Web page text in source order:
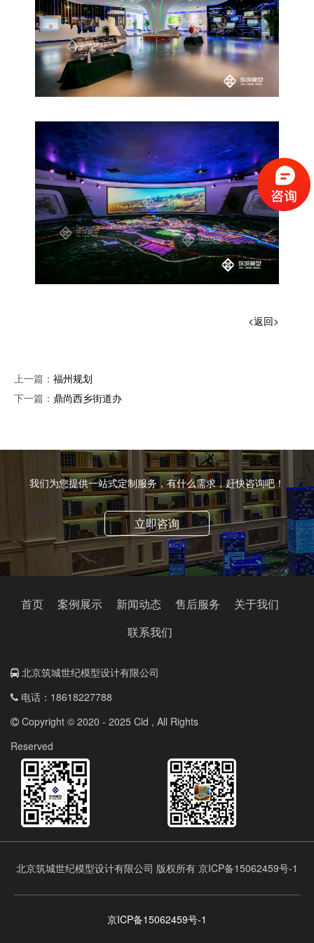
<返回>
上一篇： 福州规划
下一篇： 鼎尚西乡街道办
我们为您提供一站式定制服务，有什么需求，赶快咨询吧！
立即咨询
首页 案例展示 新闻动态 售后服务
关于我们
联系我们
北京筑城世纪模型设计有限公司
电话：18618227788
Copyright © 2020 - 2025 Cld , All Rights
Reserved
北京筑城世纪模型设计有限公司 版权所有 京ICP备15062459号-1
京ICP备15062459号-1